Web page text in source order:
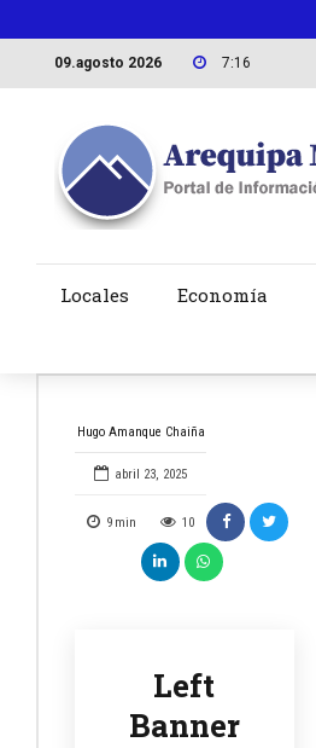
09.agosto 2026 7:16
Locales Economía
Hugo Amanque Chaiña
abril 23, 2025
9 min 10
Left
Banner